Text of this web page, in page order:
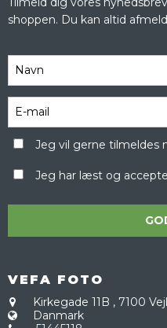
shoppen. Du kan altid
Jeg vil gerne tilmeldes
Jeg har læst og
VEFA FOTO
Kirkegade 11B , 7100
Danmark